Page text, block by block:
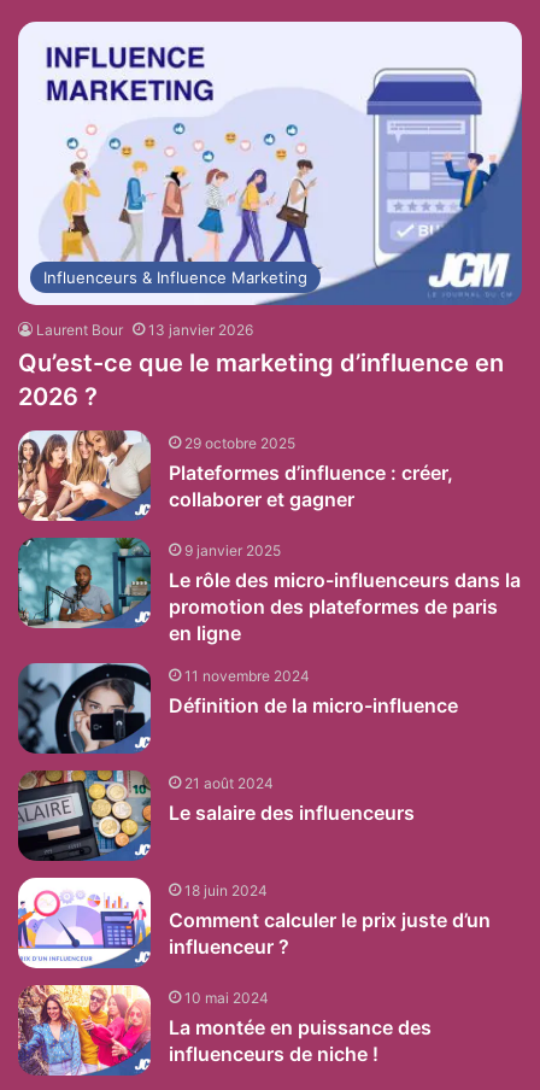
Influenceurs & Influence Marketing
Laurent Bour 13 janvier 2026
Qu’est-ce que le marketing d’influence en
2026 ?
29 octobre 2025
Plateformes d’influence : créer,
collaborer et gagner
9 janvier 2025
Le rôle des micro-influenceurs dans la
promotion des plateformes de paris
en ligne
11 novembre 2024
Définition de la micro-influence
21 août 2024
Le salaire des influenceurs
18 juin 2024
Comment calculer le prix juste d’un
influenceur ?
10 mai 2024
La montée en puissance des
influenceurs de niche !